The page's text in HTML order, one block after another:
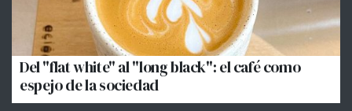
Del "flat white" al "long black": el café como
espejo de la sociedad